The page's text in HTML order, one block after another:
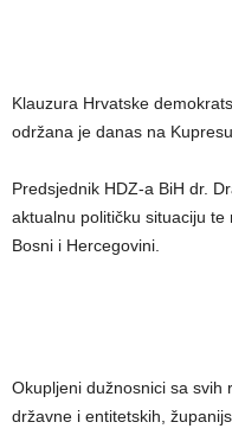
Klauzura Hrvatske
održana je danas na Kupresu.
Predsjednik HDZ-a BiH dr.
aktualnu političku situaciju
Bosni i Hercegovini.
Okupljeni dužnosnici sa svih
državne i entitetskih,